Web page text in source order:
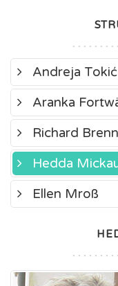
Andreja Tokić
Aranka
Richard
Hedda
Ellen Mroß